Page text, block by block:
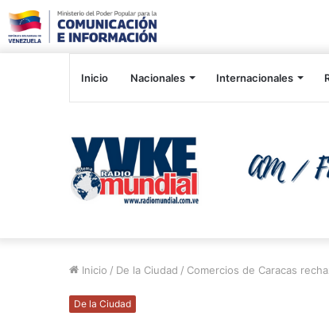
Inicio Nacionales Internacionales
Inicio / De la Ciudad / Comercios de Caracas
De la Ciudad